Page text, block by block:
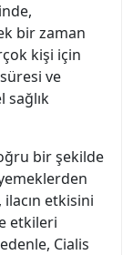
bir zaman
kişi için
ve
sağlık
bir şekilde
ilacın etkisini
etkileri
Cialis